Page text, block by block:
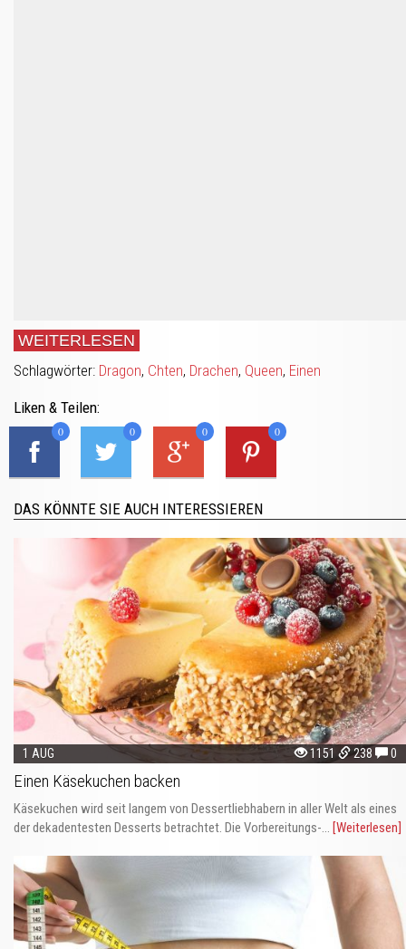
WEITERLESEN
Schlagwörter: Dragon, Chten, Drachen, Queen, Einen
Liken & Teilen:
0 0 0 0
DAS KÖNNTE SIE AUCH INTERESSIEREN
1 AUG 1151 238 0
Einen Käsekuchen backen
Käsekuchen wird seit langem von Dessertliebhabern in aller Welt als eines
der dekadentesten Desserts betrachtet. Die Vorbereitungs-... [Weiterlesen]